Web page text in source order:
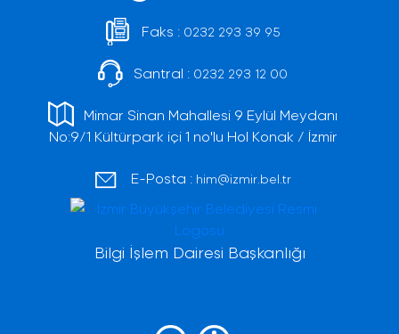
Faks : 0232 293 39 95
Santral : 0232 293 12 00
Mimar Sinan Mahallesi 9 Eylül Meydanı
No:9/1 Kültürpark içi 1 no'lu Hol Konak / İzmir
E-Posta : him@izmir.bel.tr
Bilgi İşlem Dairesi Başkanlığı